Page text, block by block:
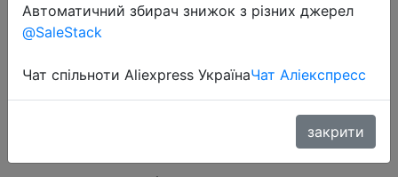
2022-11-02
backless summer party dress
women High waist lace up split maxi
dresses V-neck beach vestidos
Автоматичний збирач знижок з різних джерел
@SaleStack
Чат спільноти Aliexpress УкраїнаЧат Аліекспресс
закрити